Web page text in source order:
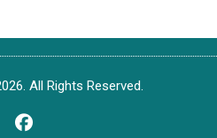
All Rights Reserved.